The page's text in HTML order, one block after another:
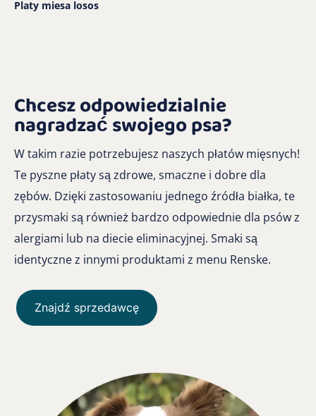
Platy miesa losos
Chcesz odpowiedzialnie
nagradzać swojego psa?
W takim razie potrzebujesz naszych płatów mięsnych!
Te pyszne płaty są zdrowe, smaczne i dobre dla
zębów. Dzięki zastosowaniu jednego źródła białka, te
przysmaki są również bardzo odpowiednie dla psów z
alergiami lub na diecie eliminacyjnej. Smaki są
identyczne z innymi produktami z menu Renske.
Znajdź sprzedawcę